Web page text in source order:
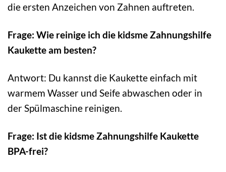
die ersten Anzeichen von Zahnen auftreten.
Frage: Wie reinige ich die kidsme Zahnungshilfe
Kaukette am besten?
Antwort: Du kannst die Kaukette einfach mit
warmem Wasser und Seife abwaschen oder in
der Spülmaschine reinigen.
Frage: Ist die kidsme Zahnungshilfe Kaukette
BPA-frei?